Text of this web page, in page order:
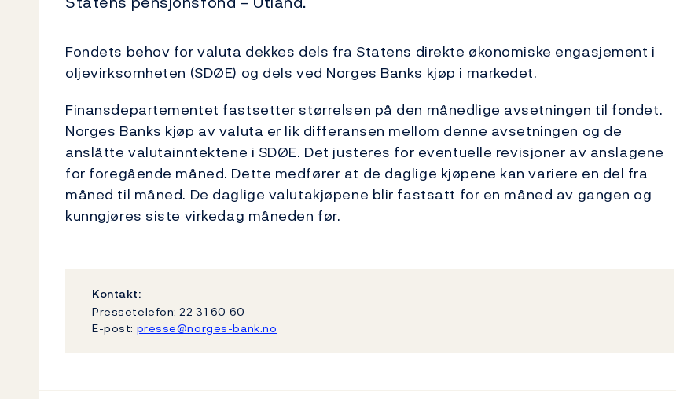
Fondets behov for valuta dekkes dels fra Statens direkte økonomiske engasjement i
oljevirksomheten (SDØE) og dels ved Norges Banks kjøp i markedet.
Finansdepartementet fastsetter størrelsen på den månedlige avsetningen til fondet.
Norges Banks kjøp av valuta er lik differansen mellom denne avsetningen og de
anslåtte valutainntektene i SDØE. Det justeres for eventuelle revisjoner av anslagene
for foregående måned. Dette medfører at de daglige kjøpene kan variere en del fra
måned til måned. De daglige valutakjøpene blir fastsatt for en måned av gangen og
kunngjøres siste virkedag måneden før.
Kontakt:
Pressetelefon: 22 31 60 60
E-post: presse@norges-bank.no